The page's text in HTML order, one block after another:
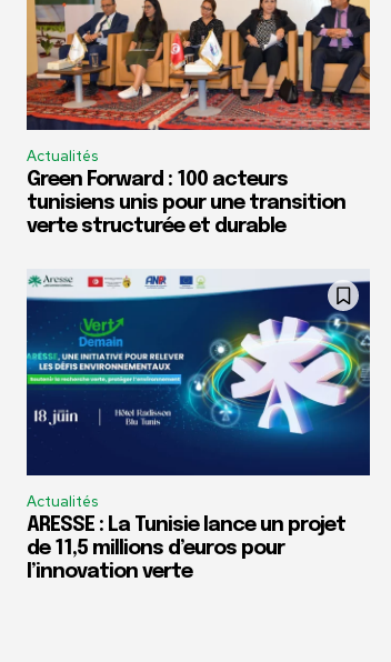
Actualités
Green Forward : 100 acteurs
tunisiens unis pour une transition
verte structurée et durable
Actualités
ARESSE : La Tunisie lance un projet
de 11,5 millions d’euros pour
l’innovation verte